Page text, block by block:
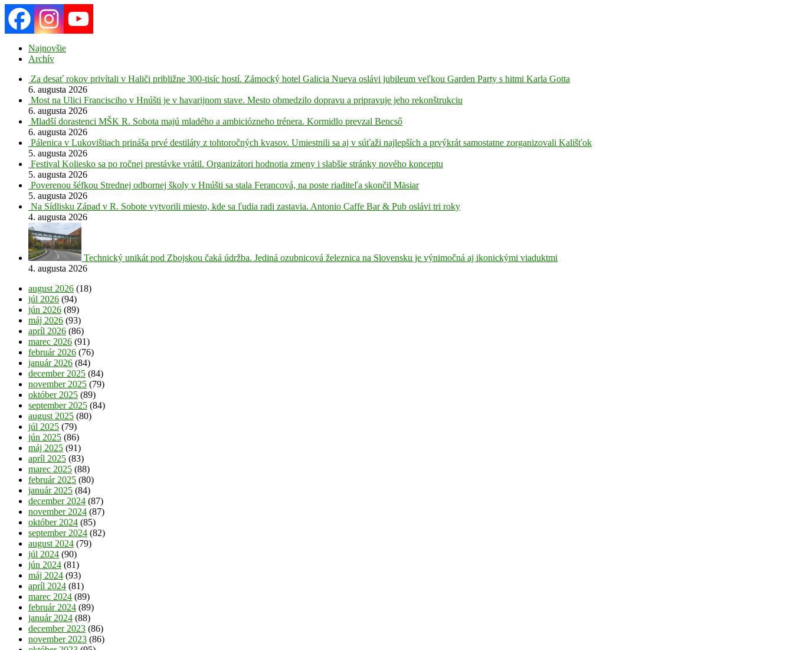
Najnovšie
Archív
Za desať rokov privítali v Haliči približne 300-tisíc hostí. Zámocký hotel Galicia Nueva oslávi jubileum veľkou Garden Party s hitmi Karla Gotta
6. augusta 2026
Most na Ulici Francisciho v Hnúšti je v havarijnom stave. Mesto obmedzilo dopravu a pripravuje jeho rekonštrukciu
6. augusta 2026
Mladší dorastenci MŠK R. Sobota majú mladého a ambiciózneho trénera. Kormidlo prevzal Bencső
6. augusta 2026
Pálenica v Lukovištiach prináša prvé destiláty z tohtoročných kvasov. Umiestnili sa aj v súťaži najlepších a prvýkrát samostatne zorganizovali Kališťok
5. augusta 2026
Festival Koliesko sa po ročnej prestávke vrátil. Organizátori hodnotia zmeny i slabšie stránky nového konceptu
5. augusta 2026
Poverenou šéfkou Strednej odbornej školy v Hnúšti sa stala Ferancová, na poste riaditeľa skončil Mäsiar
5. augusta 2026
Na Sídlisku Západ v R. Sobote vytvorili miesto, kde sa ľudia radi zastavia. Antonio Caffe Bar & Pub oslávi tri roky
4. augusta 2026
Technický unikát pod Zbojskou čaká údržba. Jediná ozubnicová železnica na Slovensku je výnimočná aj ikonickými viaduktmi
4. augusta 2026
august 2026 (18)
júl 2026 (94)
jún 2026 (89)
máj 2026 (93)
apríl 2026 (86)
marec 2026 (91)
február 2026 (76)
január 2026 (84)
december 2025 (84)
november 2025 (79)
október 2025 (89)
september 2025 (84)
august 2025 (80)
júl 2025 (79)
jún 2025 (86)
máj 2025 (91)
apríl 2025 (83)
marec 2025 (88)
február 2025 (80)
január 2025 (84)
december 2024 (87)
november 2024 (87)
október 2024 (85)
september 2024 (82)
august 2024 (79)
júl 2024 (90)
jún 2024 (81)
máj 2024 (93)
apríl 2024 (81)
marec 2024 (89)
február 2024 (89)
január 2024 (88)
december 2023 (86)
november 2023 (86)